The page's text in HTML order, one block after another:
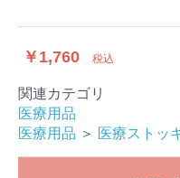
￥1,760 税込
関連カテゴリ
医療用品
医療用品 ＞ 医療ストッ